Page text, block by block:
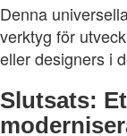
Denna
verktyg för
eller designers i
Slutsats: